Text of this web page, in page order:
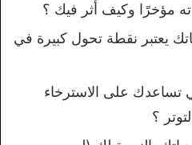
مؤخرًا وكيف أثر فيك ؟
يعتبر نقطة تحول كبيرة في
تساعدك على الاسترخاء
؟